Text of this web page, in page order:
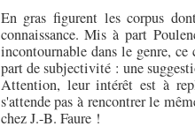
En gras figurent les corpus
connaissance. Mis à part
incontournable dans le genre,
part de subjectivité : une
Attention, leur intérêt est à
s'attende pas à rencontrer le
chez J.-B. Faure !